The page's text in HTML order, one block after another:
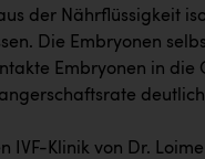
der Nährflüssigkeit
Die Embryonen
Embryonen in die
IVF-Klinik von Dr.